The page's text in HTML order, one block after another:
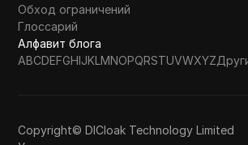
Обход ограничений
Глоссарий
Алфавит блога
ABCDEFGHIJKLMNOPQRSTUVWXYZ
Copyright© DICloak Technology Limited